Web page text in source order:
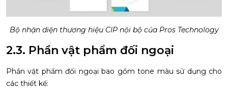
Bộ nhận diện thương hiệu CIP nội bộ của Pros Technology
2.3. Phần vật phẩm đối ngoại
Phần vật phẩm đối ngoại bao gồm tone màu sử dụng cho
các thiết kế: